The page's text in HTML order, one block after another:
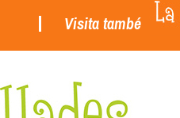
Visita també